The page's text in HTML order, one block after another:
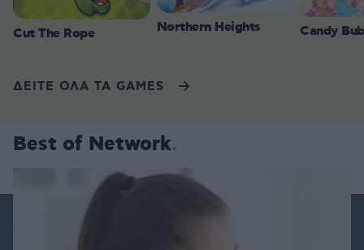
Cut The Rope Northern Heights Candy
ΔΕΙΤΕ ΟΛΑ ΤΑ GAMES
Best of Network